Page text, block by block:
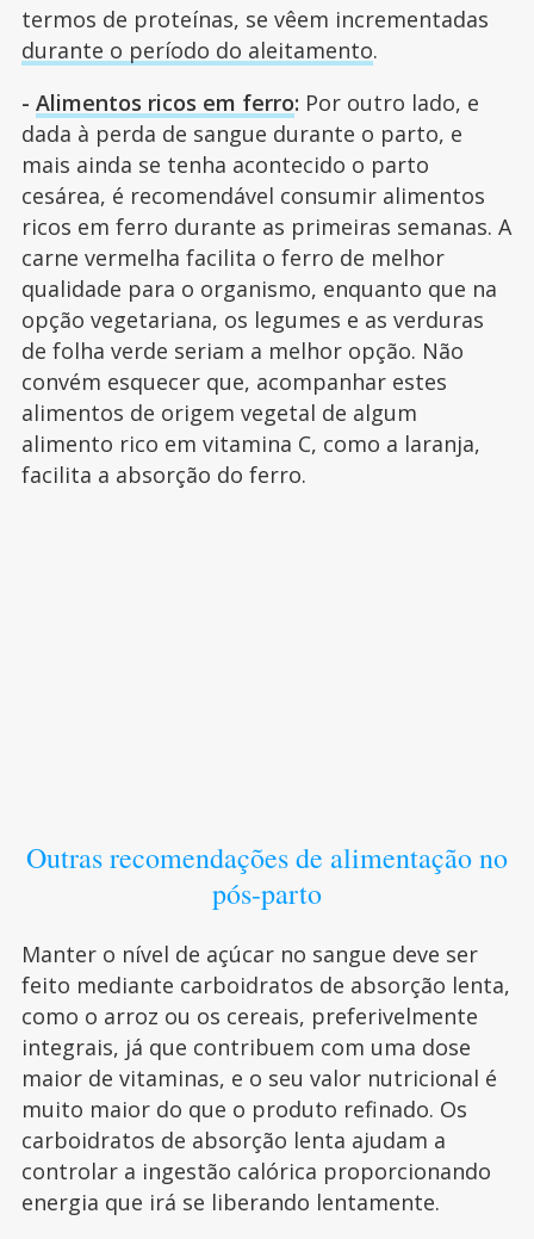
termos de proteínas, se vêem incrementadas
durante o período do aleitamento.
- Alimentos ricos em ferro: Por outro lado, e
dada à perda de sangue durante o parto, e
mais ainda se tenha acontecido o parto
cesárea, é recomendável consumir alimentos
ricos em ferro durante as primeiras semanas. A
carne vermelha facilita o ferro de melhor
qualidade para o organismo, enquanto que na
opção vegetariana, os legumes e as verduras
de folha verde seriam a melhor opção. Não
convém esquecer que, acompanhar estes
alimentos de origem vegetal de algum
alimento rico em vitamina C, como a laranja,
facilita a absorção do ferro.
Outras recomendações de alimentação no
pós-parto
Manter o nível de açúcar no sangue deve ser
feito mediante carboidratos de absorção lenta,
como o arroz ou os cereais, preferivelmente
integrais, já que contribuem com uma dose
maior de vitaminas, e o seu valor nutricional é
muito maior do que o produto refinado. Os
carboidratos de absorção lenta ajudam a
controlar a ingestão calórica proporcionando
energia que irá se liberando lentamente.